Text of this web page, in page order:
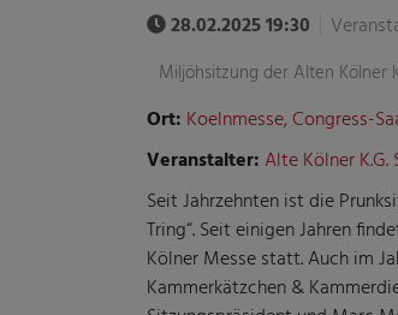
28.02.2025 19:30
Miljöhsitzung der Alten Kölner
Ort: Koelnmesse, Congress-
Veranstalter:Alte Kölner K.G.
Seit Jahrzehnten ist die
Tring“. Seit einigen Jahren
Kölner Messe statt. Auch im
Kammerkätzchen &